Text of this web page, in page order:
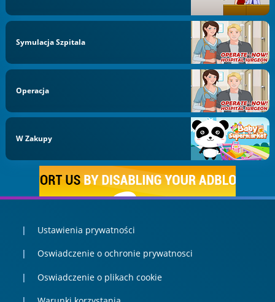
Symulacja Szpitala
Operacja
W Zakupy
Ustawienia prywatności
Oswiadczenie o ochronie prywatnosci
Oswiadczenie o plikach cookie